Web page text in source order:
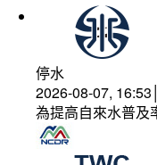
停水
2026-08-07,
為提高自來水普及